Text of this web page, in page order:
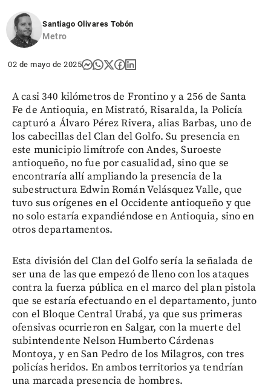
Santiago Olivares Tobón
Metro
02 de mayo de 2025
A casi 340 kilómetros de Frontino y a 256 de Santa
Fe de Antioquia, en Mistrató, Risaralda, la Policía
capturó a Álvaro Pérez Rivera, alias Barbas, uno de
los cabecillas del Clan del Golfo. Su presencia en
este municipio limítrofe con Andes, Suroeste
antioqueño, no fue por casualidad, sino que se
encontraría allí ampliando la presencia de la
subestructura Edwin Román Velásquez Valle, que
tuvo sus orígenes en el Occidente antioqueño y que
no solo estaría expandiéndose en Antioquia, sino en
otros departamentos.
Esta división del Clan del Golfo sería la señalada de
ser una de las que empezó de lleno con los ataques
contra la fuerza pública en el marco del plan pistola
que se estaría efectuando en el departamento, junto
con el Bloque Central Urabá, ya que sus primeras
ofensivas ocurrieron en Salgar, con la muerte del
subintendente Nelson Humberto Cárdenas
Montoya, y en San Pedro de los Milagros, con tres
policías heridos. En ambos territorios ya tendrían
una marcada presencia de hombres.